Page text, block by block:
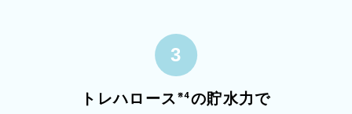
トレハロース ※4の貯水力で